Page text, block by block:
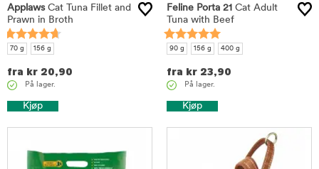
ApplawsCat Tuna Fillet and
Prawn in Broth
70 g 156 g
fra kr 20,90
På lager.
Kjøp
Feline Porta 21 Cat Adult
Tuna with Beef
90 g 156 g 400 g
fra kr 23,90
På lager.
Kjøp